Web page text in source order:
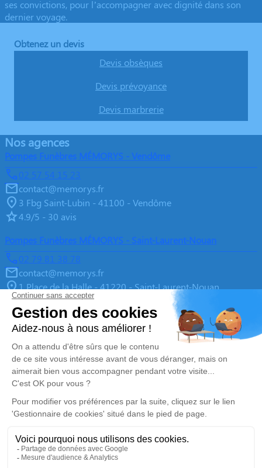
ses convictions, pour l’accompagner avec dignité dans son
dernier voyage.
Obtenez un devis
Devis obsèques
Devis prévoyance
Devis marbrerie
Nos agences
Pompes Funèbres MÉMORYS - Vendôme
02 57 54 15 23
contact@memorys.fr
3 Fbg Saint-Lubin - 41100 - Vendôme
4.9/5 - 30 avis
Pompes Funèbres MÉMORYS - Saint-Laurent-Nouan
02 79 81 38 78
contact@memorys.fr
1 Place de la Halle - 41220 - Saint-Laurent-Nouan
4.9/5 - 10 avis
Pompes Funèbres MEMORYS à Blois
02 55 02 46 67
contact@memorys.fr
3 Boulevard de l'Industrie - 41000 - Blois
5/5 - 81 avis
Nos Services
Organiser des Obsèques
Démarches Post Obsèques
Liens utiles
À propos de Memorys
agence